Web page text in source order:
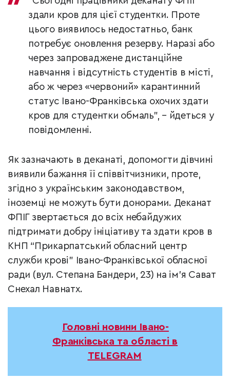
здали кров для цієї студентки. Проте
цього виявилось недостатньо, банк
потребує оновлення резерву. Наразі або
через запроваджене дистанційне
навчання і відсутність студентів в місті,
або ж через «червоний» карантинний
статус Івано-Франківська охочих здати
кров для студентки обмаль”, – йдеться у
повідомленні.
Як зазначають в деканаті, допомогти дівчині
виявили бажання її співвітчизники, проте,
згідно з українським законодавством,
іноземці не можуть бути донорами. Деканат
ФПІГ звертається до всіх небайдужих
підтримати добру ініціативу та здати кров в
КНП “Прикарпатський обласний центр
служби крові” Івано-Франківської обласної
ради (вул. Степана Бандери, 23) на ім’я Сават
Снехал Навнатх.
Головні новини Івано-
Франківська та області в
TELEGRAM